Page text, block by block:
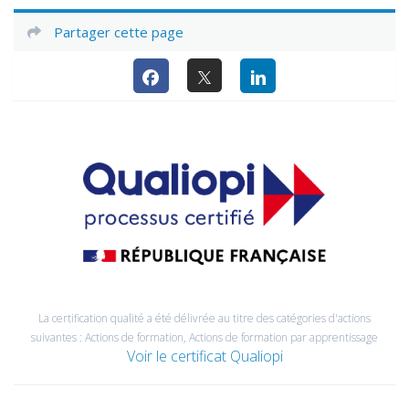
Partager cette page
La certification qualité a été délivrée au titre des catégories d'actions
suivantes : Actions de formation, Actions de formation par apprentissage
Voir le certificat Qualiopi